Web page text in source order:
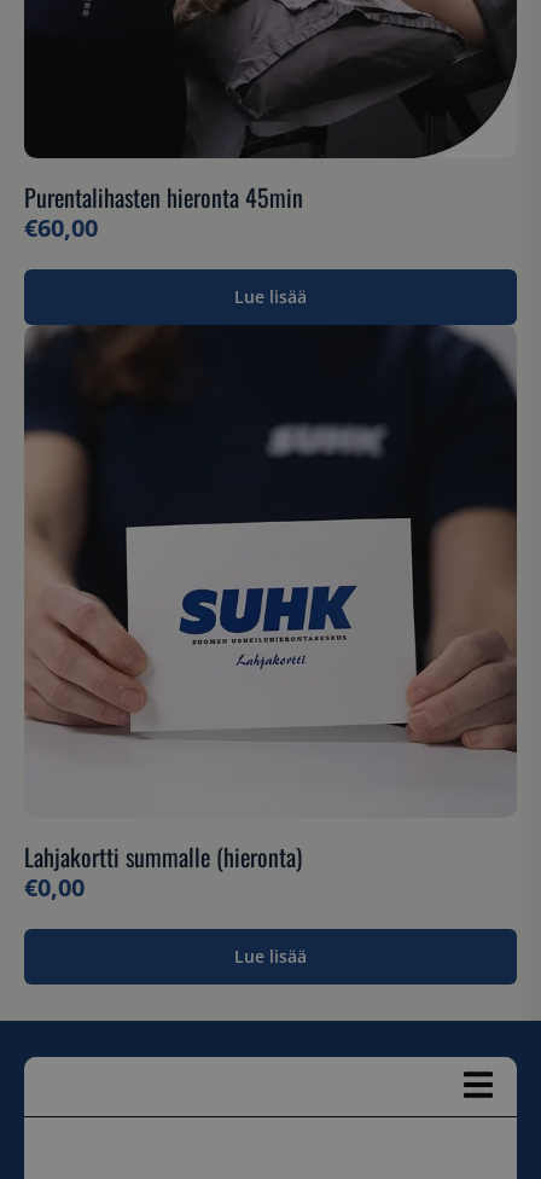
Purentalihasten hieronta 45min
€60,00
Lue lisää
Lahjakortti summalle (hieronta)
€0,00
Lue lisää